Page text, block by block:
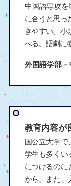
中国語専攻を
に合うと思っ
きやすい。小
べる。語劇に
外国語学部－
教育内容が
国公立大学で
学生も多くい
につけるのに
から。また、